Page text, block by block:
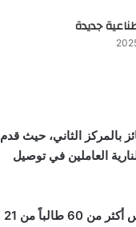
جديدة
بالمركز الثاني، حيث قدم
العاملين في توصيل
وأقيمت الدورة الرابعة من “هاكاثون المواصلات” في إطار فعاليات, إكسبو 2020 دبي، وشهدت تنافس أكثر من 60 طالباً من 21